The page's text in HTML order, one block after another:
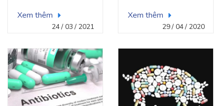
Xem thêm
24 03 2021
Một sức khỏe
của virut Corona
(SARS-COV 2) đến
thế giới và được Tổ
chức Y tế Thế giới
tuyên bố là đại dịch
toàn cầu. Thống kê đến
Xem thêm
29 04 2020